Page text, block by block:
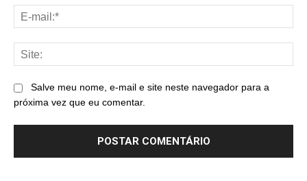
Salve meu nome, e-mail e site neste navegador para a
próxima vez que eu comentar.